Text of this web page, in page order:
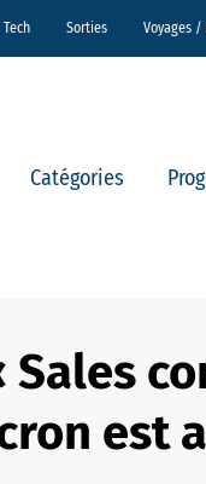
Tech Sorties Voyages
Catégories
Sales
est